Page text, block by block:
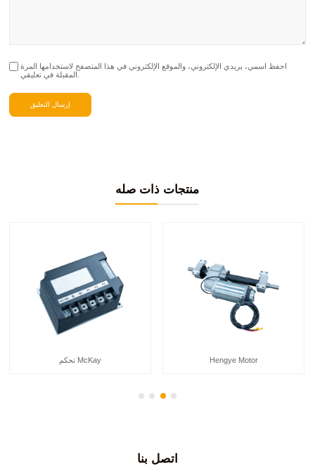
احفظ اسمي، بريدي الإلكتروني، والموقع الإلكتروني في هذا المتصفح لاستخدامها المرة
منتجات ذات صله
تحكم McKay Hengye Motor
اتصل بنا